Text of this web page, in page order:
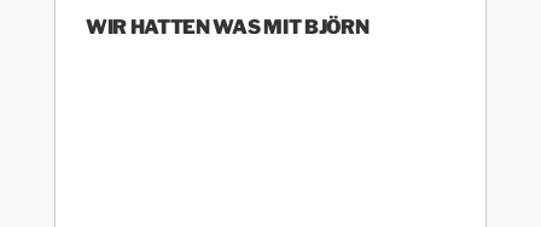
WIR HATTEN WAS MIT BJÖRN